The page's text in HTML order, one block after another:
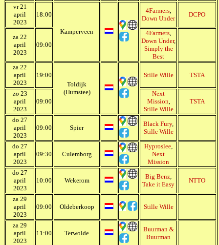
vr 21
april
2023
18:00
Kamperveen
4Farmers
Down Under
DCPO
za 22
april
2023
09:00
4Farmers
Down Under,
Simply the
Best
za 22
april
2023
19:00
Toldijk
(Humstee)
Stille Wille TSTA
zo 23
april
2023
09:00
Next
Mission
Stille Wille
TSTA
do 27
april
2023
09:00 Spier
Black Fury,
Stille Wille
do 27
april
2023
09:30 Culemborg
Hyproslee
Next
Mission
do 27
april
2023
10:00 Wekerom
Big Benz
Take it Easy
NTTO
za 29
april
2023
09:00 Oldeberkoop Stille Wille
za 29
april
2023
11:00 Terwolde
Buurman &
Buurman